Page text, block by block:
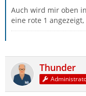
Auch wird mir oben
eine rote 1
Thunder